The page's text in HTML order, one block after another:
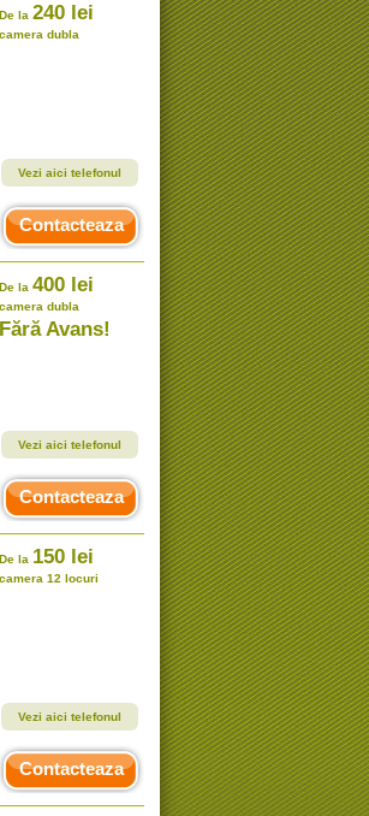
De la 240 lei
camera dubla
Vezi aici telefonul
Contacteaza
De la 400 lei
camera dubla
Fără Avans!
Vezi aici telefonul
Contacteaza
De la 150 lei
camera 12 locuri
Vezi aici telefonul
Contacteaza